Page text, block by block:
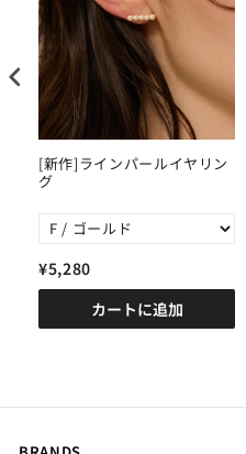
[新作]ラインパールイヤリン
グ
¥5,280
カートに追加